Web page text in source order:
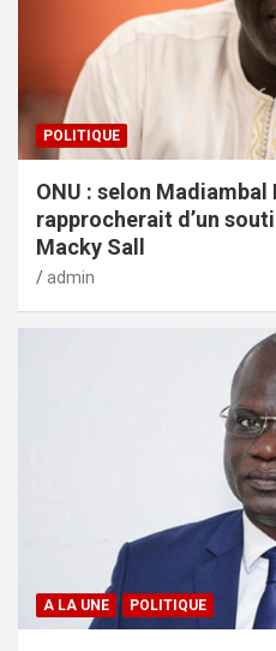
POLITIQUE
ONU : selon Madiambal
rapprocherait d’un
Macky Sall
admin
A LA UNE POLITIQUE